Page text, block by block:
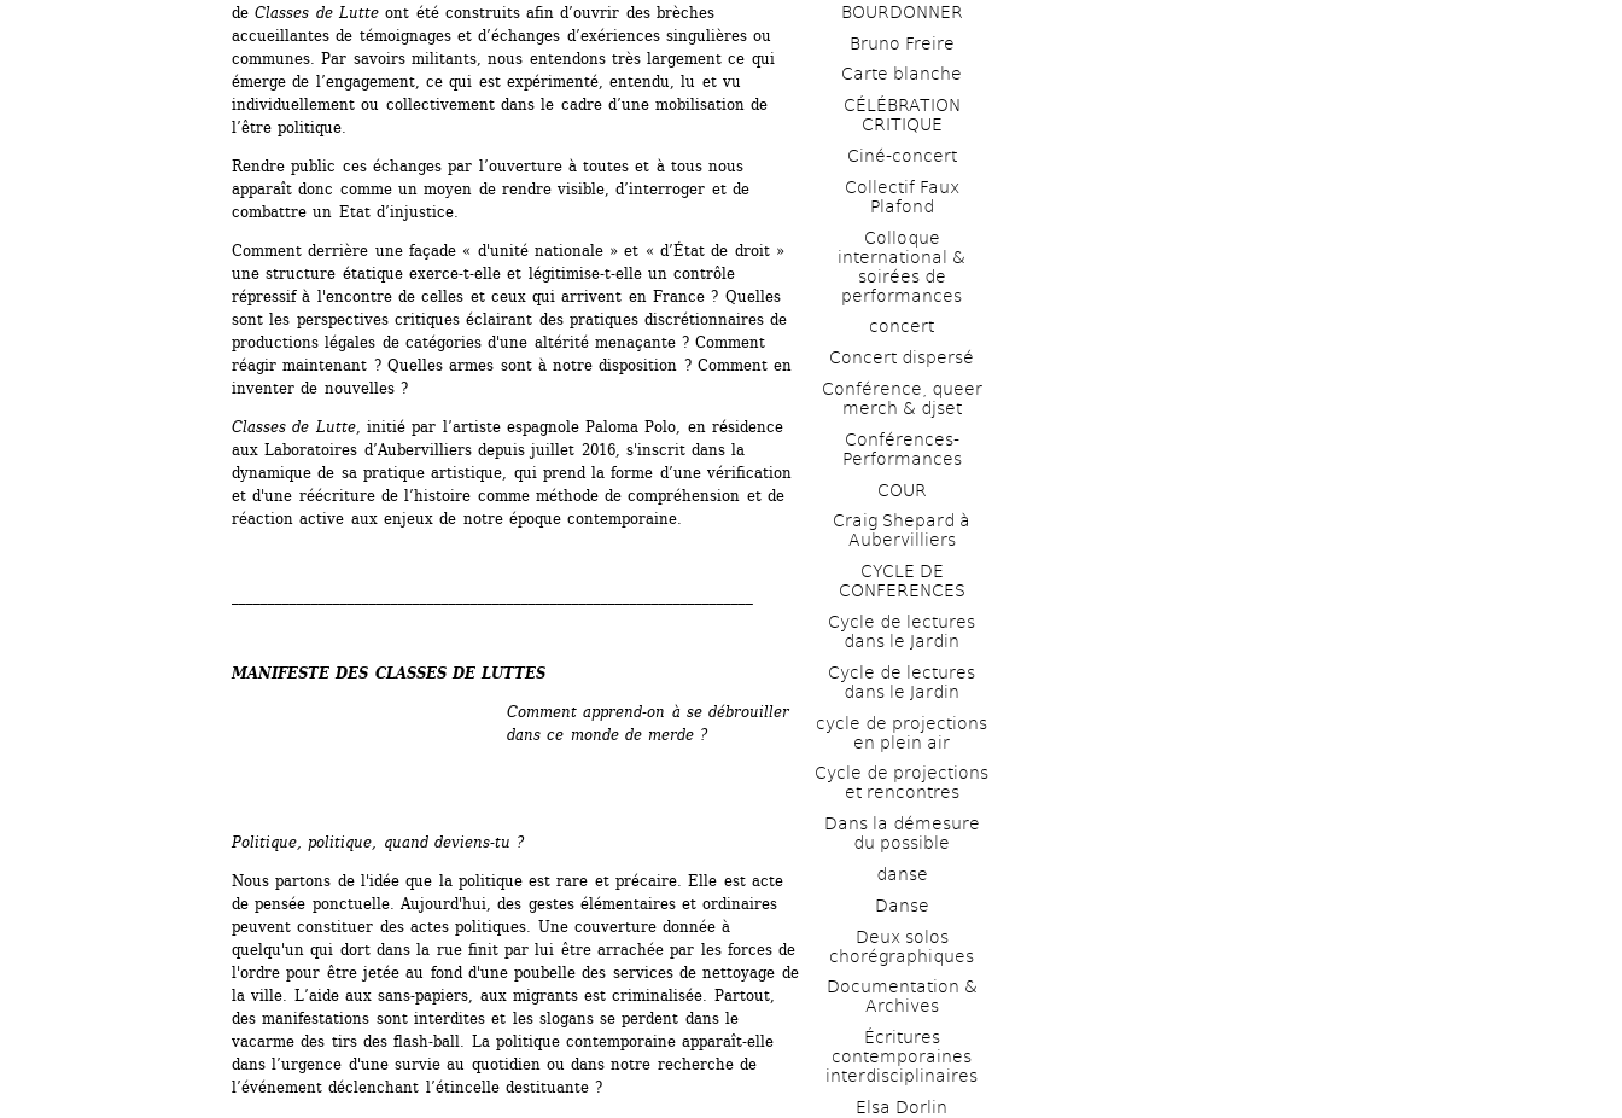
de Classes de Lutteont été construits afin d’ouvrir des brèches
accueillantes de témoignages et d’échanges d’exériences singulières ou
communes. Par savoirs militants, nous entendons très largement ce qui
émerge de l’engagement, ce qui est expérimenté, entendu, lu et vu
individuellement ou collectivement dans le cadre d’une mobilisation de
l’être politique.
Rendre public ces échanges par l’ouverture à toutes et à tous nous
apparaît donc comme un moyen de rendre visible, d’interroger et de
combattre un Etat d’injustice.
Comment derrière une façade « d'unité nationale » et « d’État de droit »
une structure étatique exerce-t-elle et légitimise-t-elle un contrôle
répressif à l'encontre de celles et ceux qui arrivent en France ? Quelles
sont les perspectives critiques éclairant des pratiques discrétionnaires de
productions légales de catégories d'une altérité menaçante ? Comment
réagir maintenant ? Quelles armes sont à notre disposition ? Comment en
inventer de nouvelles ?
Classes de Lutte, initié par l’artiste espagnole Paloma Polo, en résidence
aux Laboratoires d’Aubervilliers depuis juillet 2016, s'inscrit dans la
dynamique de sa pratique artistique, qui prend la forme d’une vérification
et d'une réécriture de l’histoire comme méthode de compréhension et de
réaction active aux enjeux de notre époque contemporaine.
MANIFESTE DES CLASSES DE LUTTES
Comment apprend-on à se débrouiller
dans ce monde de merde ?
Politique, politique, quand deviens-tu ?
Nous partons de l'idée que la politique est rare et précaire. Elle est acte
de pensée ponctuelle. Aujourd'hui, des gestes élémentaires et ordinaires
peuvent constituer des actes politiques. Une couverture donnée à
quelqu'un qui dort dans la rue finit par lui être arrachée par les forces de
l'ordre pour être jetée au fond d'une poubelle des services de nettoyage de
la ville. L’aide aux sans-papiers, aux migrants est criminalisée. Partout,
des manifestations sont interdites et les slogans se perdent dans le
vacarme des tirs des flash-ball. La politique contemporaine apparaît-elle
dans l’urgence d'une survie au quotidien ou dans notre recherche de
l’événement déclenchant l’étincelle destituante ?
BOURDONNER
Bruno Freire
Carte blanche
CÉLÉBRATION
CRITIQUE
Ciné-concert
Collectif Faux
Plafond
Colloque
international &
soirées de
performances
concert
Concert dispersé
Conférence, queer
merch & djset
Conférences-
Performances
COUR
Craig Shepard à
Aubervilliers
CYCLE DE
CONFERENCES
Cycle de lectures
dans le Jardin
Cycle de lectures
dans le Jardin
cycle de projections
en plein air
Cycle de projections
et rencontres
Dans la démesure
du possible
danse
Danse
Deux solos
chorégraphiques
Documentation &
Archives
Écritures
contemporaines
interdisciplinaires
Elsa Dorlin